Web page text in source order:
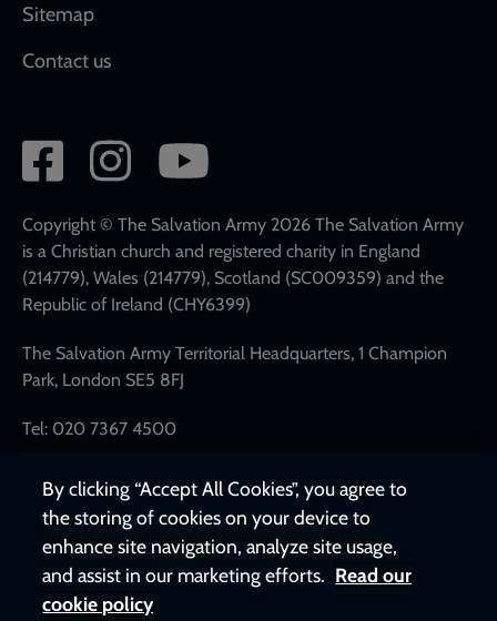
Sitemap
Contact us
Social
network
links
Copyright © The Salvation Army 2026 The Salvation Army
is a Christian church and registered charity in England
(214779), Wales (214779), Scotland (SC009359) and the
Republic of Ireland (CHY6399)
The Salvation Army Territorial Headquarters, 1 Champion
Park, London SE5 8FJ
Tel: 020 7367 4500
By clicking “Accept All Cookies”, you agree to
the storing of cookies on your device to
enhance site navigation, analyze site usage,
and assist in our marketing efforts. Read our
cookie policy